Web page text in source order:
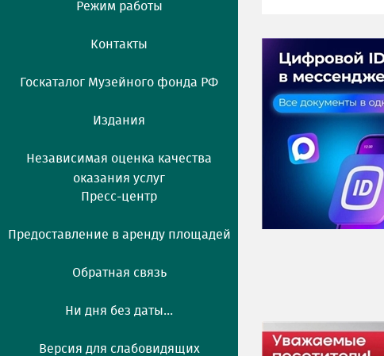
Режим работы
Контакты
Госкаталог Музейного фонда РФ
Издания
Независимая оценка качества
оказания услуг
Пресс-центр
Предоставление в аренду площадей
Обратная связь
Ни дня без даты...
Версия для слабовидящих